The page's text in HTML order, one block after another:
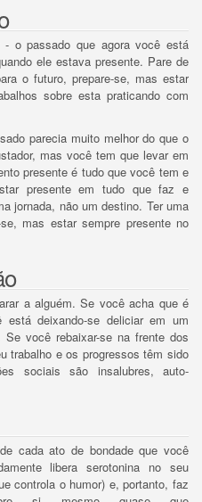
o passado que agora você está
ele estava presente. Pare de
o futuro, prepare-se, mas estar
sobre esta praticando com
parecia muito melhor do que o
mas você tem que levar em
presente é tudo que você tem e
presente em tudo que faz e
jornada, não um destino. Ter uma
mas estar sempre presente no
a alguém.Se você acha que é
deixando-se deliciar em um
Se você rebaixar-se na frente dos
trabalho e os progressos têm sido
sociais são insalubres, auto-
cada ato de bondade que você
libera serotonina no seu
controla o humor) e, portanto, faz